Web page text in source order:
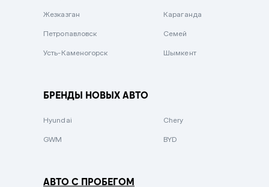
Зеленый металлик
Жезказган Караганда
Петропавловск Семей
Усть-Каменогорск Шымкент
БРЕНДЫ НОВЫХ АВТО
Hyundai Chery
GWM BYD
АВТО С ПРОБЕГОМ